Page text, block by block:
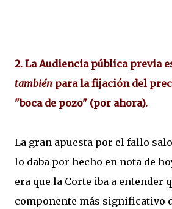
2. La Audiencia pública previa
también para la fijación del
"boca de pozo" (por ahora).
La gran apuesta por el fallo
lo daba por hecho en nota de
era que la Corte iba a entender
componente más significativo